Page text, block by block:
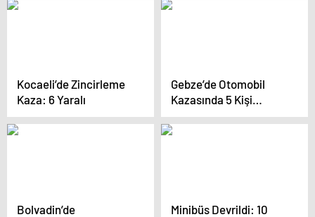
Kocaeli’de Zincirleme
Kaza: 6 Yaralı
Gebze’de Otomobil
Kazasında 5 Kişi
Yaralandı
Bolvadin’de
Minibüs Devrildi: 10